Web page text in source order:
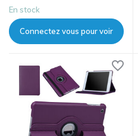
En stock
Connectez vous pour voir